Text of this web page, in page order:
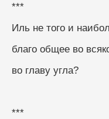
***
Иль не того и
благо общее во
во главу угла?
***